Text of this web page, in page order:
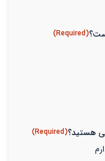
(Required)
(Required)